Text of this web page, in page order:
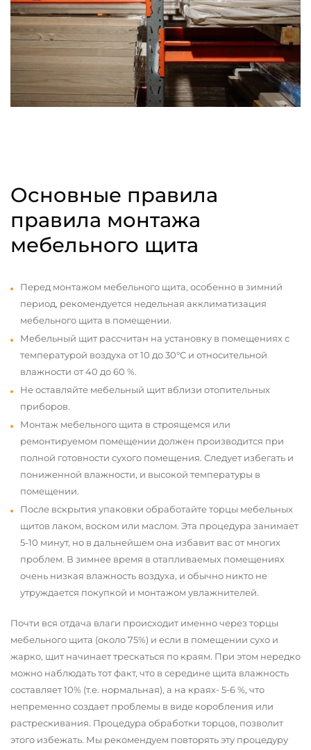
Основные правила
правила монтажа
мебельного щита
Перед монтажом мебельного щита, особенно в зимний
период, рекомендуется недельная акклиматизация
мебельного щита в помещении.
Мебельный щит рассчитан на установку в помещениях с
температурой воздуха от 10 до 30°С и относительной
влажности от 40 до 60 %.
Не оставляйте мебельный щит вблизи отопительных
приборов.
Монтаж мебельного щита в строящемся или
ремонтируемом помещении должен производится при
полной готовности сухого помещения. Следует избегать и
пониженной влажности, и высокой температуры в
помещении.
После вскрытия упаковки обработайте торцы мебельных
щитов лаком, воском или маслом. Эта процедура занимает
5-10 минут, но в дальнейшем она избавит вас от многих
проблем. В зимнее время в отапливаемых помещениях
очень низкая влажность воздуха, и обычно никто не
утруждается покупкой и монтажом увлажнителей.
Почти вся отдача влаги происходит именно через торцы
мебельного щита (около 75%) и если в помещении сухо и
жарко, щит начинает трескаться по краям. При этом нередко
можно наблюдать тот факт, что в середине щита влажность
составляет 10% (т.е. нормальная), а на краях- 5-6 %, что
непременно создает проблемы в виде коробления или
растрескивания. Процедура обработки торцов, позволит
этого избежать. Мы рекомендуем повторять эту процедуру